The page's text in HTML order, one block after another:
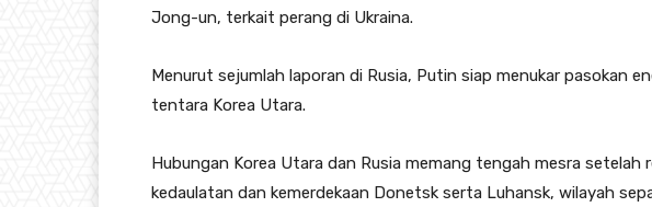
Jong-un, terkait perang di Ukraina.
Menurut sejumlah laporan di Rusia, Putin siap menukar pasokan
tentara Korea Utara.
Hubungan Korea Utara dan Rusia memang tengah mesra setelah
kedaulatan dan kemerdekaan Donetsk serta Luhansk, wilayah